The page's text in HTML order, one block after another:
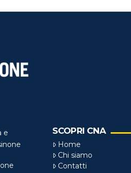
e
SCOPRI CNA
Home
Chi siamo
Contatti